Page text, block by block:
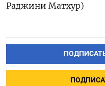
Раджини Матхур)